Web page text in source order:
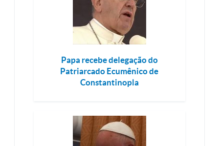
Papa recebe delegação do
Patriarcado Ecumênico de
Constantinopla